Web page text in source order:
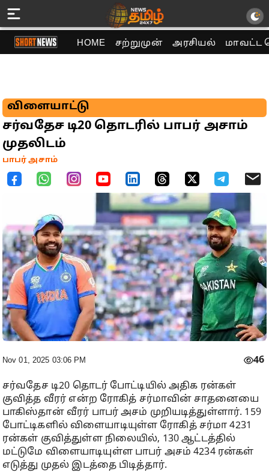
HOME சற்றுமுன் அரசியல் மாவட்ட
விளையாட்டு
சர்வதேச டி20 தொடரில் பாபர் அசாம்
முதலிடம்
பாபர் அசாம்
Nov 01, 2025 03:06 PM 46
சர்வதேச டி20 தொடர் போட்டியில் அதிக ரன்கள்
குவித்த வீரர் என்ற ரோகித் சர்மாவின் சாதனையை
பாகிஸ்தான் வீரர் பாபர் அசம் முறியடித்துள்ளார். 159
போட்டிகளில் விளையாடியுள்ள ரோகித் சர்மா 4231
ரன்கள் குவித்துள்ள நிலையில், 130 ஆட்டத்தில்
மட்டுமே விளையாடியுள்ள பாபர் அசம் 4234 ரன்கள்
எடுத்து முதல் இடத்தை பிடித்தார்.